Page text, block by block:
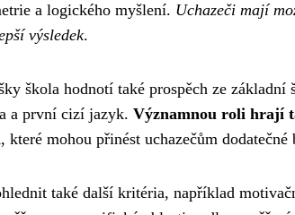
a logického myšlení. Uchazeči mají
výsledek.
škola hodnotí také prospěch ze základní
a první cizí jazyk. Významnou roli hrají
, které mohou přinést uchazečům
také další kritéria, například